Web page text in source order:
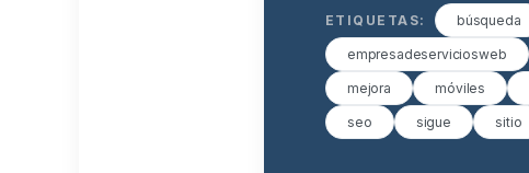
ETIQUETAS: búsqueda
empresadeserviciosweb
mejora móviles
seo sigue sitio